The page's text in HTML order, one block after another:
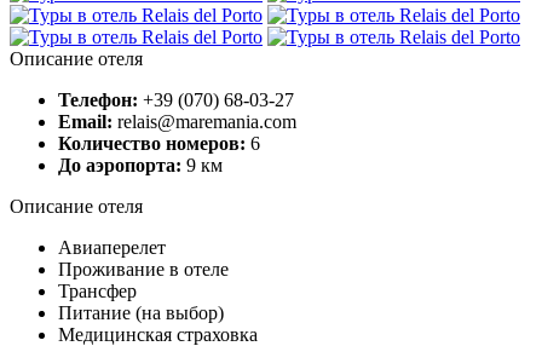
Описание отеля
Телефон: +39 (070) 68-03-27
Email: relais@maremania.com
Количество номеров: 6
До аэропорта: 9 км
Описание отеля
Авиаперелет
Проживание в отеле
Трансфер
Питание (на выбор)
Медицинская страховка